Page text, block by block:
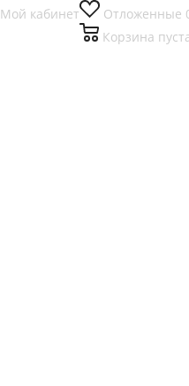
Отложенные
Корзина
Мой кабинет